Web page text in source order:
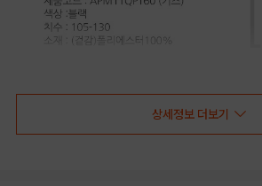
상세정보 더보기